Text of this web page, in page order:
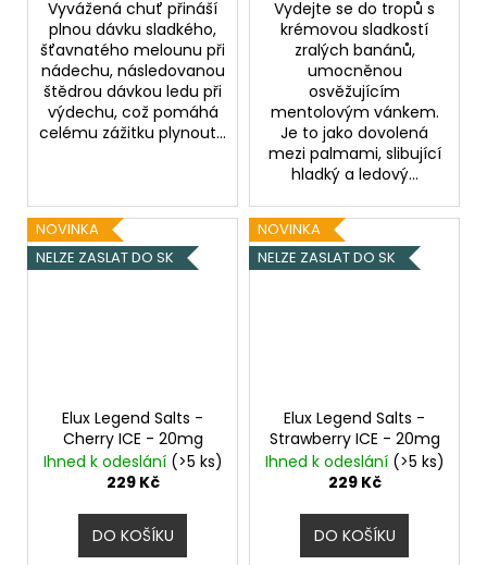
Vyvážená chuť přináší
plnou dávku sladkého,
šťavnatého melounu při
nádechu, následovanou
štědrou dávkou ledu při
výdechu, což pomáhá
celému zážitku plynout...
Vydejte se do tropů s
krémovou sladkostí
zralých banánů,
umocněnou
osvěžujícím
mentolovým vánkem.
Je to jako dovolená
mezi palmami, slibující
hladký a ledový...
NOVINKA
NELZE ZASLAT DO SK
Elux Legend Salts -
Cherry ICE - 20mg
Ihned k odeslání (>5 ks)
229 Kč
DO KOŠÍKU
NOVINKA
NELZE ZASLAT DO SK
Elux Legend Salts -
Strawberry ICE - 20mg
Ihned k odeslání (>5 ks)
229 Kč
DO KOŠÍKU